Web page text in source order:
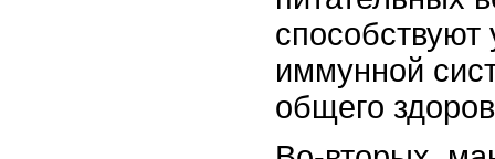
иммунной
общего